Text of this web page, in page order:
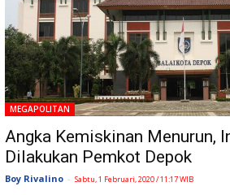
MEGAPOLITAN
Angka Kemiskinan Menurun,
Dilakukan Pemkot Depok
Boy Rivalino - Sabtu, 1 Februari, 2020 / 11:17 WIB